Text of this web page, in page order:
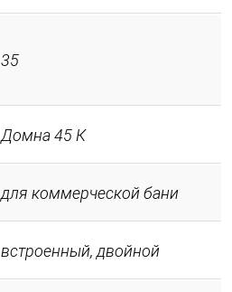
35
Домна 45 К
для коммерческой бани
встроенный, двойной